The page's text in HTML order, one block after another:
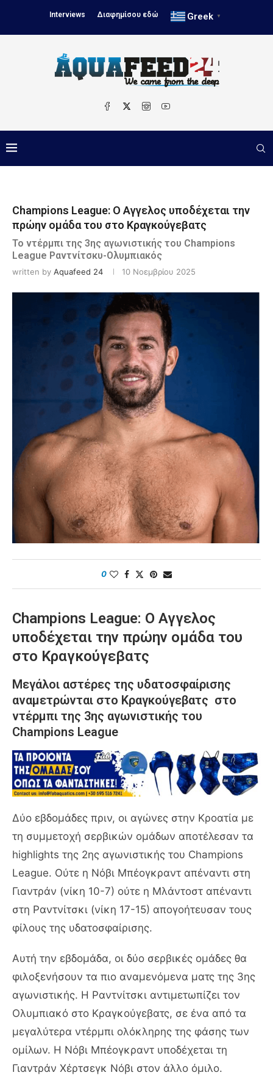
Interviews Διαφημίσου εδώ Greek ▼
Champions League: Ο Αγγελος υποδέχεται την
πρώην ομάδα του στο Κραγκούγεβατς
Το ντέρμπι της 3ης αγωνιστικής του Champions
League Ραντνίτσκυ-Ολυμπιακός
written by Aquafeed 24 10 Νοεμβρίου 2025
0
Champions League: Ο Αγγελος
υποδέχεται την πρώην ομάδα του
στο Κραγκούγεβατς
Μεγάλοι αστέρες της υδατοσφαίρισης
αναμετρώνται στο Κραγκούγεβατς στο
ντέρμπι της 3ης αγωνιστικής του
Champions League
Δύο εβδομάδες πριν, οι αγώνες στην Κροατία με
τη συμμετοχή σερβικών ομάδων αποτέλεσαν τα
highlights της 2ης αγωνιστικής του Champions
League. Ούτε η Νόβι Μπέογκραντ απέναντι στη
Γιαντράν (νίκη 10-7) ούτε η Μλάντοστ απέναντι
στη Ραντνίτσκι (νίκη 17-15) απογοήτευσαν τους
φίλους της υδατοσφαίρισης.
Αυτή την εβδομάδα, οι δύο σερβικές ομάδες θα
φιλοξενήσουν τα πιο αναμενόμενα ματς της 3ης
αγωνιστικής. Η Ραντνίτσκι αντιμετωπίζει τον
Ολυμπιακό στο Κραγκούγεβατς, σε ένα από τα
μεγαλύτερα ντέρμπι ολόκληρης της φάσης των
ομίλων. Η Νόβι Μπέογκραντ υποδέχεται τη
Γιαντράν Χέρτσεγκ Νόβι στον άλλο όμιλο.